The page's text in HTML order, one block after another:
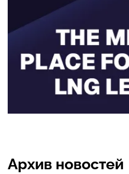
Архив новостей